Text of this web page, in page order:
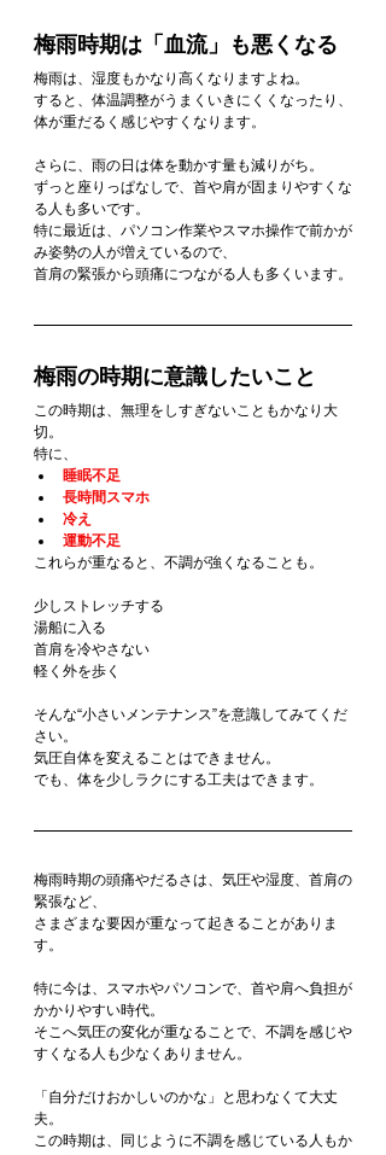
梅雨時期は「血流」も悪くなる
梅雨は、湿度もかなり高くなりますよね。
すると、体温調整がうまくいきにくくなったり、
体が重だるく感じやすくなります。
さらに、雨の日は体を動かす量も減りがち。
ずっと座りっぱなしで、首や肩が固まりやすくな
る人も多いです。
特に最近は、パソコン作業やスマホ操作で前かが
み姿勢の人が増えているので、
首肩の緊張から頭痛につながる人も多くいます。
梅雨の時期に意識したいこと
この時期は、無理をしすぎないこともかなり大
切。
特に、
睡眠不足
長時間スマホ
冷え
運動不足
これらが重なると、不調が強くなることも。
少しストレッチする
湯船に入る
首肩を冷やさない
軽く外を歩く
そんな“小さいメンテナンス”を意識してみてくだ
さい。
気圧自体を変えることはできません。
でも、体を少しラクにする工夫はできます。
梅雨時期の頭痛やだるさは、気圧や湿度、首肩の
緊張など、
さまざまな要因が重なって起きることがありま
す。
特に今は、スマホやパソコンで、首や肩へ負担が
かかりやすい時代。
そこへ気圧の変化が重なることで、不調を感じや
すくなる人も少なくありません。
「自分だけおかしいのかな」と思わなくて大丈
夫。
この時期は、同じように不調を感じている人もか